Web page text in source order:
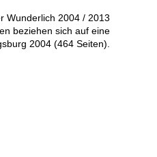
Wunderlich 2004 / 2013
beziehen sich auf eine
2004 (464 Seiten).